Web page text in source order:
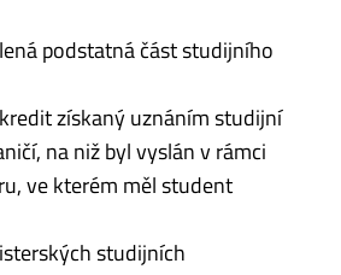
podstatná část studijního
zís­kaný uznáním studijní
na niž byl vyslán v rámci
ve kterém měl student
studijních